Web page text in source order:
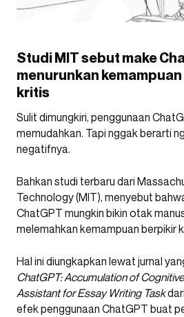
Studi MIT sebut make
menurunkan
kritis
Sulit dimungkiri, penggunaan
memudahkan. Tapi nggak berarti
negatifnya.
Bahkan studi terbaru dari
Technology (MIT), menyebut
ChatGPT mungkin bikin otak
melemahkan kemampuan berpikir
Hal ini diungkapkan lewat jurnal
ChatGPT: Accumulation of
Assistant for Essay Writing Task
efek penggunaan ChatGPT buat